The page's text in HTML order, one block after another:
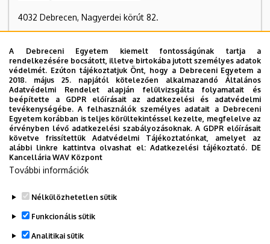
4032 Debrecen, Nagyerdei körút 82.
(Dékáni Hivatal)
+36 52 512 900 / 23832
Szervezeti weboldal Tudóstér profil
Dolgozói adatmódosítás igénylése a DE
telefonkönyvében
A Debreceni Egyetem kiemelt fontosságúnak tartja a
rendelkezésére bocsátott, illetve birtokába jutott személyes adatok
védelmét. Ezúton tájékoztatjuk Önt, hogy a Debreceni Egyetem a
2018. május 25. napjától kötelezően alkalmazandó Általános
Adatvédelmi Rendelet alapján felülvizsgálta folyamatait és
beépítette a GDPR előírásait az adatkezelési és adatvédelmi
tevékenységébe. A felhasználók személyes adatait a Debreceni
Egyetem korábban is teljes körültekintéssel kezelte, megfelelve az
érvényben lévő adatkezelési szabályozásoknak. A GDPR előírásait
követve frissítettük Adatvédelmi Tájékoztatónkat, amelyet az
alábbi linkre kattintva olvashat el:Adatkezelési tájékoztató. DE
Kancellária WAV Központ
További információk
Nélkülözhetetlen sütik
Funkcionális sütik
Analitikai sütik